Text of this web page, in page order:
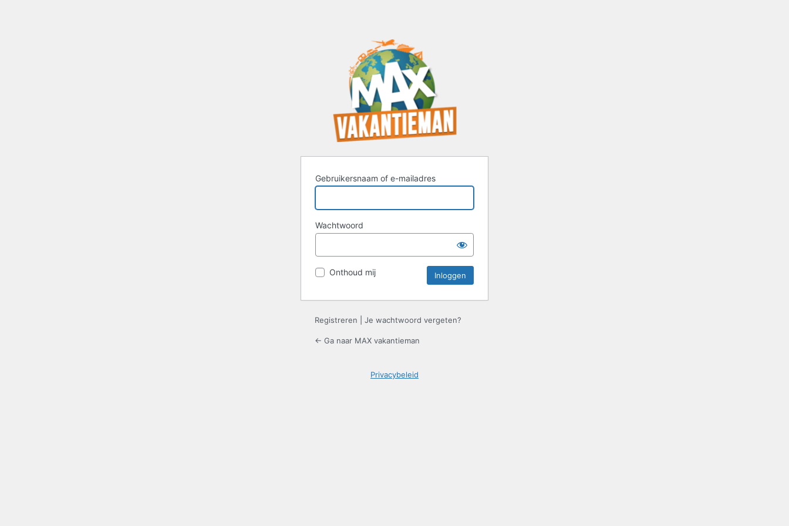
Gebruikersnaam of e-mailadres
Wachtwoord
Onthoud mij
Registreren Je wachtwoord vergeten?
← Ga naar MAX vakantieman
Privacybeleid